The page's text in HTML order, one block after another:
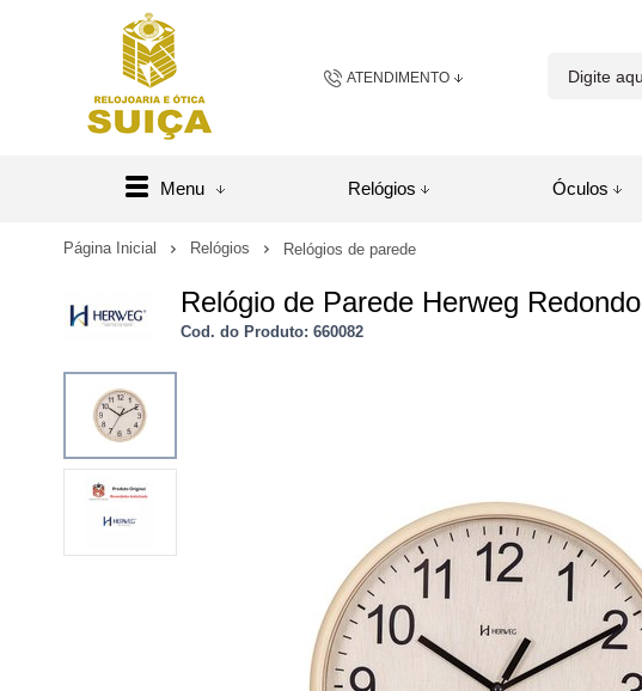
ATENDIMENTO
(48) 98481-8250
sac@relojoariaeoticasuica.com.br
Central de Ajuda
Menu Relógios Óculos
Página Inicial Relógios Relógios de parede
Relógio de Parede Herweg Redondo
Cod. do Produto: 660082